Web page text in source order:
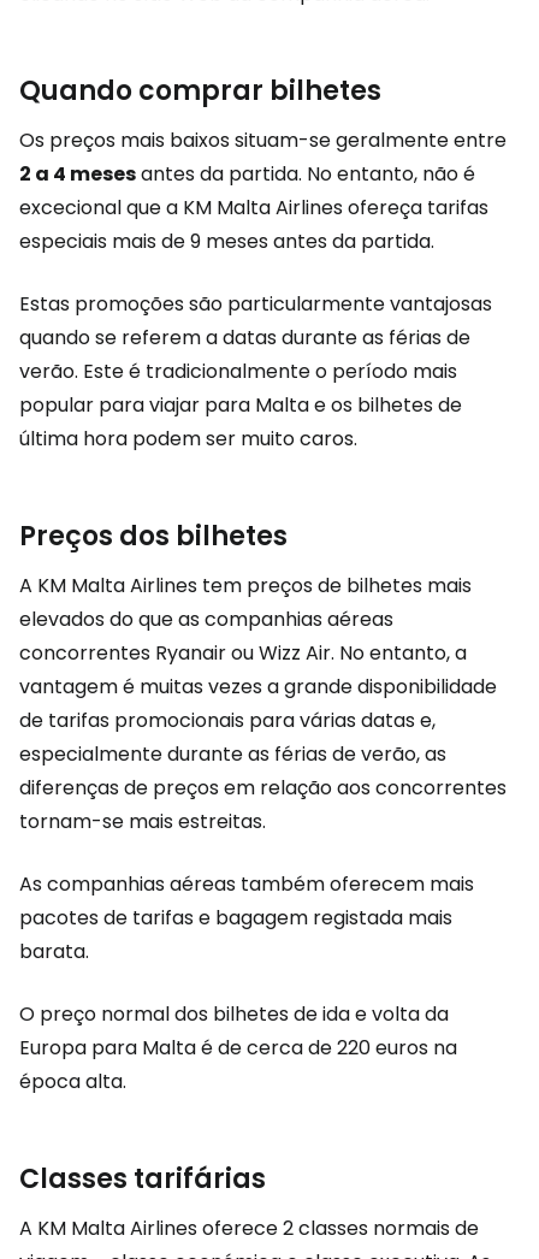
Quando comprar bilhetes
Os preços mais baixos situam-se geralmente entre
2 a 4 mesesantes da partida. No entanto, não é
excecional que a KM Malta Airlines ofereça tarifas
especiais mais de 9 meses antes da partida.
Estas promoções são particularmente vantajosas
quando se referem a datas durante as férias de
verão. Este é tradicionalmente o período mais
popular para viajar para Malta e os bilhetes de
última hora podem ser muito caros.
Preços dos bilhetes
A KM Malta Airlines tem preços de bilhetes mais
elevados do que as companhias aéreas
concorrentes Ryanair ou Wizz Air. No entanto, a
vantagem é muitas vezes a grande disponibilidade
de tarifas promocionais para várias datas e,
especialmente durante as férias de verão, as
diferenças de preços em relação aos concorrentes
tornam-se mais estreitas.
As companhias aéreas também oferecem mais
pacotes de tarifas e bagagem registada mais
barata.
O preço normal dos bilhetes de ida e volta da
Europa para Malta é de cerca de 220 euros na
época alta.
Classes tarifárias
A KM Malta Airlines oferece 2 classes normais de